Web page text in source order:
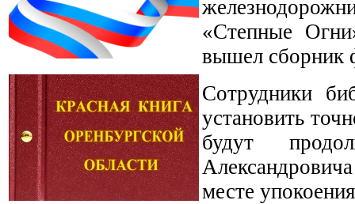
«Степные
вышел сборник
Сотрудники
установить
будут
месте